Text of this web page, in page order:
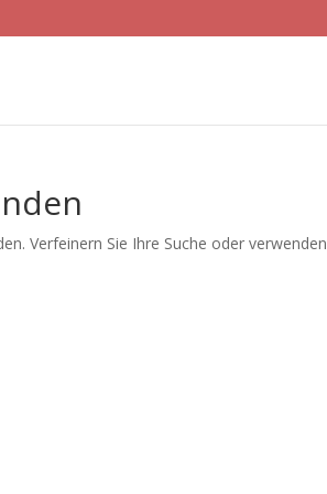
Verfeinern Sie Ihre Suche oder